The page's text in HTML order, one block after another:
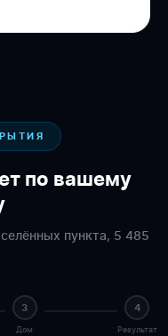
по вашему
пункта, 5 485
3
Дом
4
Результат